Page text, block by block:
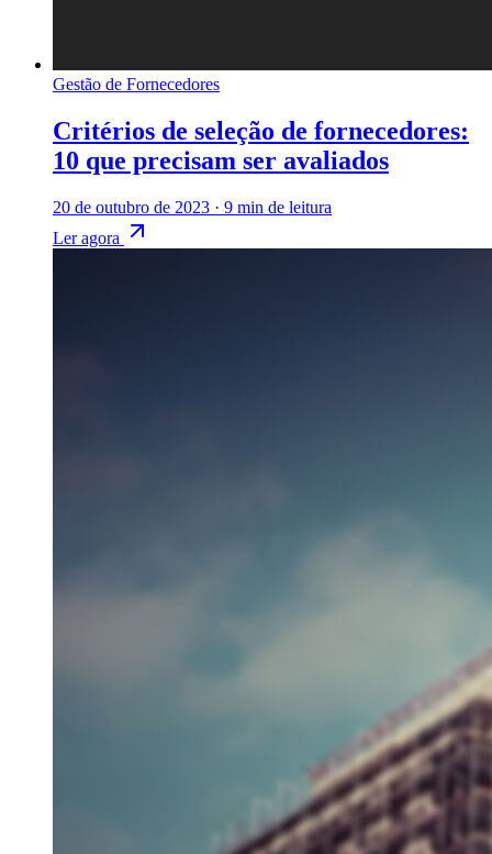
Gestão de Fornecedores
Critérios de seleção de fornecedores:
10 que precisam ser avaliados
20 de outubro de 2023 · 9 min de leitura
Ler agora